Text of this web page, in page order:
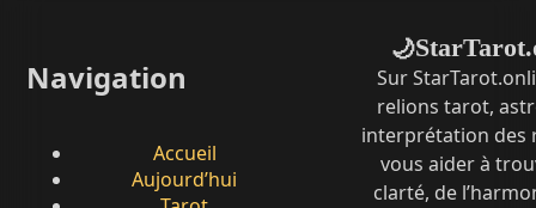
Navigation
Accueil
Aujourd’hui
🌙
Sur
relions tarot,
interprétation des
vous aider à
clarté, de